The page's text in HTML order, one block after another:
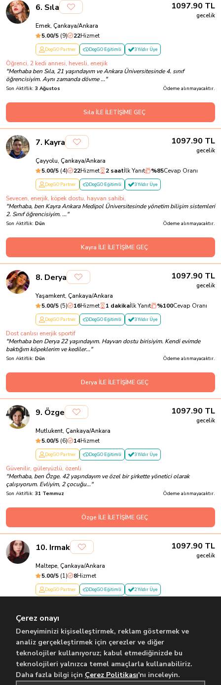
6. Sıla 1097.90 TL
gecelik
Emek, Çankaya/Ankara
5.00/5 (9) 22Hizmet
DogGO Partner DogGO Eğitimli 3 Yıldır Üye
Öğrenci, 2 kedi annesi, hevesli, enerjik
"Merhaba ben Sıla, 21 yaşındayım ve Ankara Üniversitesinde 4. sınıf
öğrencisiyim. Aynı zamanda dövme ..."
Son Aktiflik: 3 Ağustos Ödeme alınmayacaktır.
Sıla İLE İLETİŞİME GEÇ
7. Kayra 1097.90 TL
gecelik
Çayyolu, Çankaya/Ankara
5.00/5 (4) 22Hizmet 2 saatİlk Yanıt %85Cevap Oranı
DogGO Partner DogGO Eğitimli 3 Yıldır Üye
Sevecen, enerjik, köpek dostu, hayvan sahibi,
"Merhaba, ben Kayra Ankara Medipol Üniversitesinde yönetim bilişim sistemleri
2. Sınıf öğrencisiyim. ..."
Son Aktiflik: Dün Ödeme alınmayacaktır.
Kayra İLE İLETİŞİME GEÇ
8. Derya 1097.90 TL
gecelik
Yaşamkent, Çankaya/Ankara
5.00/5 (5) 16Hizmet 1 dakikaİlk Yanıt %100Cevap Oranı
DogGO Partner DogGO Eğitimli 3 Yıldır Üye
Dost canlısı enerjik sportif
"Merhaba ben Derya 22 yaşındayım. Hayvan dostu birisiyim. Kendi evimde
baktığım köpeklerim ve kediler..."
Son Aktiflik: Dün Ödeme alınmayacaktır.
Derya İLE İLETİŞİME GEÇ
9. Özge 1097.90 TL
gecelik
Mutlukent, Çankaya/Ankara
5.00/5 (6) 14Hizmet
DogGO Partner DogGO Eğitimli 3 Yıldır Üye
Güvenilir, güleryüzlü, özenli
"Merhaba, ben Özge. 42 yaşındayım ve özel bir şirkette yönetici olarak
çalışıyorum. Evliyim, 2 çocuğu..."
Son Aktiflik: 31 Temmuz Ödeme alınmayacaktır.
Özge İLE İLETİŞİME GEÇ
10. Irmak 1097.90 TL
gecelik
Maltepe, Çankaya/Ankara
5.00/5 (1) 8Hizmet
DogGO Partner DogGO Eğitimli 2 Yıldır Üye
yaşındayım medipol üniversitesi...
Son Aktiflik: Dün Ödeme alınmayacaktır.
Irmak İLE İLETİŞİME GEÇ
Çerez onayı
Deneyiminizi kişiselleştirmek, reklam göstermek ve
analiz gerçekleştirmek için çerezler ve diğer
teknolojiler kullanıyoruz; kabul etmediğinizde bu
teknolojileri yalnızca temel amaçlarla kullanabiliriz.
Daha fazla bilgi için Çerez Politikası'nı inceleyin.